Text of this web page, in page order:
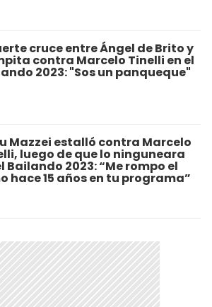
cruce entre Ángel de Brito y
contra Marcelo Tinelli en el
2023: "Sos un panqueque"
Mazzei estalló contra Marcelo
luego de que lo ninguneara
Bailando 2023: “Me rompo el
hace 15 años en tu programa”